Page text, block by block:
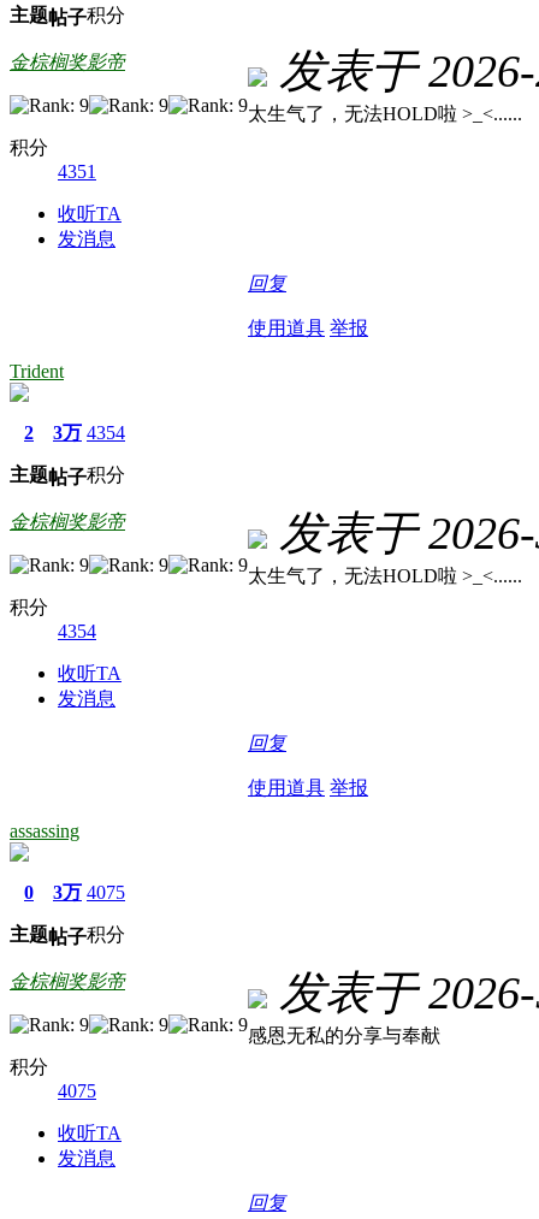
主题帖子积分
金棕榈奖影帝
积分
4351
收听TA
发消息
发表于
太生气了，无法HOLD啦 >_<......
回复
使用道具 举报
Trident
2
主题
3万
帖子
4354
积分
金棕榈奖影帝
积分
4354
收听TA
发消息
发表于
太生气了，无法HOLD啦 >_<......
回复
使用道具 举报
assassing
0
主题
3万
帖子
4075
积分
金棕榈奖影帝
积分
4075
收听TA
发消息
发表于
感恩无私的分享与奉献
回复